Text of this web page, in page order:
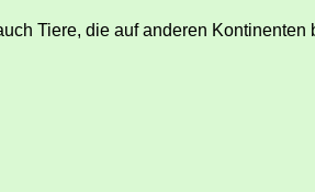
Tiere, die auf anderen